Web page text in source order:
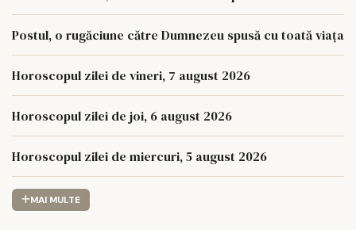
Postul, o rugăciune către Dumnezeu spusă cu toată viața
Horoscopul zilei de vineri, 7 august 2026
Horoscopul zilei de joi, 6 august 2026
Horoscopul zilei de miercuri, 5 august 2026
MAI MULTE